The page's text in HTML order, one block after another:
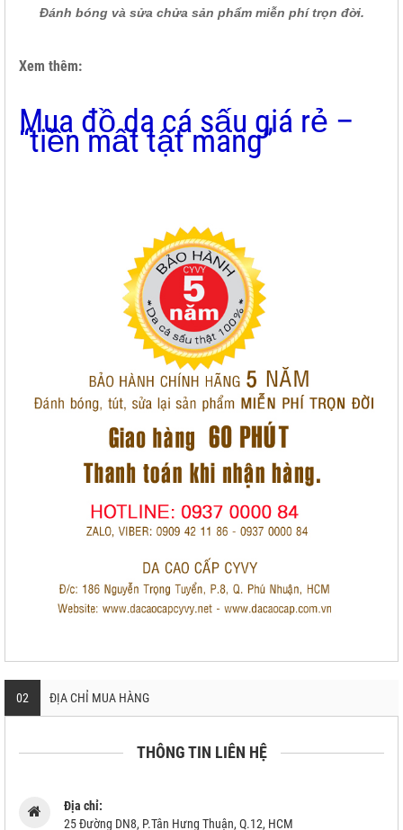
Đánh bóng và sửa chửa sản phẩm miễn phí trọn đời.
Xem thêm:
Mua đồ da cá sấu giá rẻ –
“tiền mất tật mang”
02 ĐỊA CHỈ MUA HÀNG
THÔNG TIN LIÊN HỆ
Địa chỉ:
25 Đường DN8, P.Tân Hưng Thuận, Q.12, HCM